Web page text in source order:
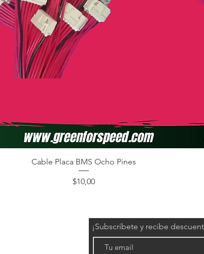
Cable Placa BMS Ocho Pines
Precio
$10,00
¡Subscríbete y recibe